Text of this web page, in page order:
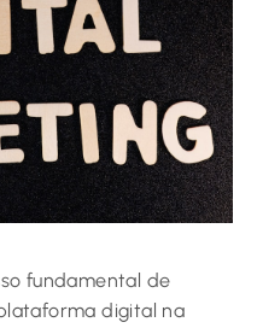
fundamental de
digital na